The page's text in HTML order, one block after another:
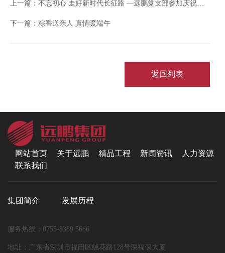
下一篇：粽香送亲人 真情暖端午
返回列表
网站首页 关于远鹏 精品工程 新闻资讯
人力资源
联系我们
集团简介 发展历程
服务热线：0755-8389 5666
地址：广东省深圳市福田区绒花路128号深福保大厦